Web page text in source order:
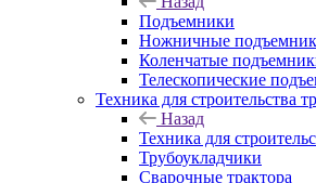
Подъемники
Ножничные
Коленчатые
Телескопические
Техника для строительства
Назад
Техника для
Трубоукладчики
Сварочные трактора